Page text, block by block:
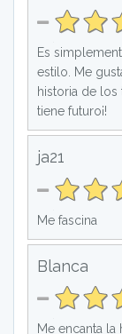
Es
estilo. Me
historia de los
tiene futuro¡!
ja21
Me fascina
Blanca
Me encanta